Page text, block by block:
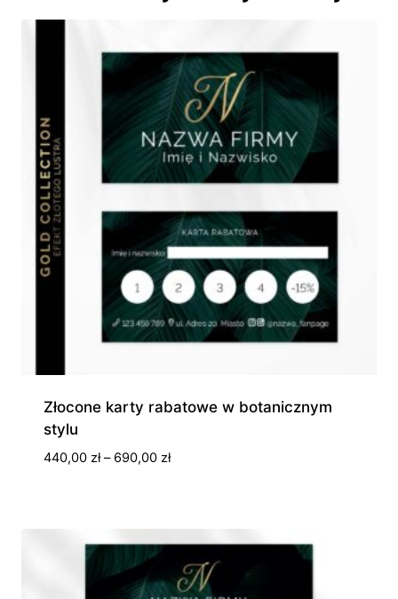
Złocone karty rabatowe w botanicznym
stylu
440,00 zł – 690,00 złZakres
690,00 zł